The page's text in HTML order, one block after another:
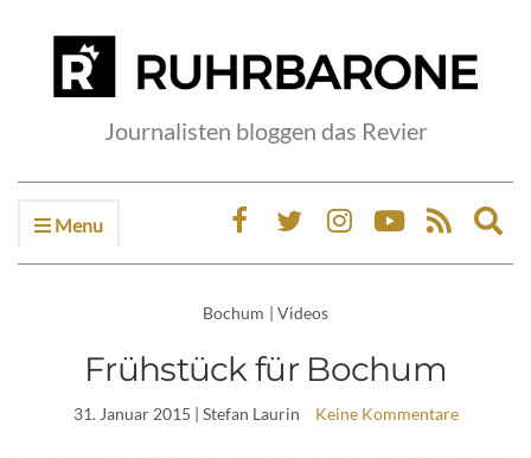
Journalisten bloggen das Revier
Menu
Bochum | Videos
Frühstück für Bochum
31. Januar 2015 | Stefan Laurin Keine Kommentare